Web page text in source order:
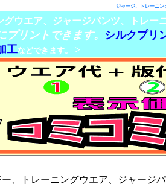
ジャージ、トレーニ
グウエア、ジャージパンツ、トレー
リントできます。 シルクプリ
工などできます。 >
ー、トレーニングウエア、ジャージ